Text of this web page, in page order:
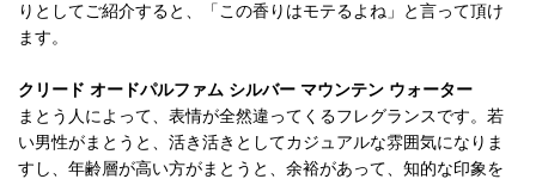
りとしてご紹介すると、「この香りはモテるよね」と言って頂け
ます。
クリード オードパルファム シルバー マウンテン ウォーター
まとう人によって、表情が全然違ってくるフレグランスです。若
い男性がまとうと、活き活きとしてカジュアルな雰囲気になりま
すし、年齢層が高い方がまとうと、余裕があって、知的な印象を